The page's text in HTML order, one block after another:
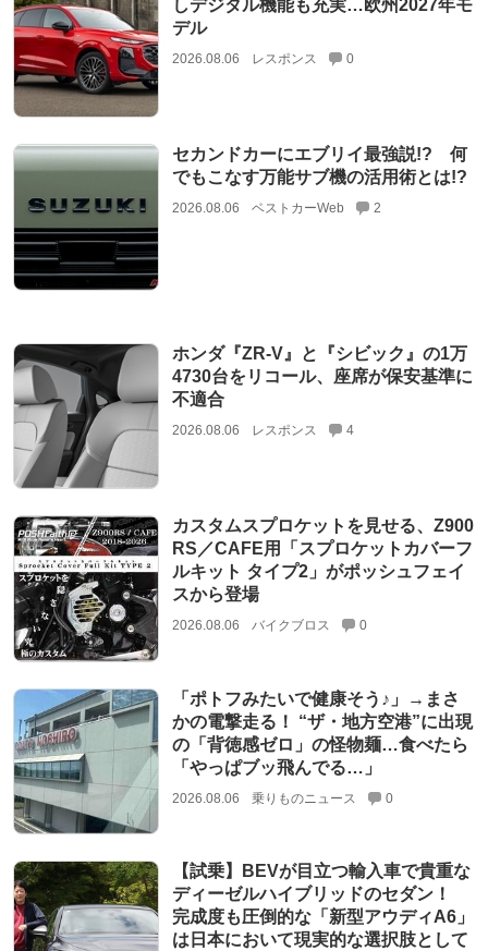
しデジタル機能も充実…欧州2027年モ
デル
2026.08.06 レスポンス 0
セカンドカーにエブリイ最強説!? 何
でもこなす万能サブ機の活用術とは!?
2026.08.06 ベストカーWeb 2
ホンダ『ZR-V』と『シビック』の1万
4730台をリコール、座席が保安基準に
不適合
2026.08.06 レスポンス 4
カスタムスプロケットを見せる、Z900
RS／CAFE用「スプロケットカバーフ
ルキット タイプ2」がポッシュフェイ
スから登場
2026.08.06 バイクブロス 0
「ポトフみたいで健康そう♪」→まさ
かの電撃走る！ “ザ・地方空港”に出現
の「背徳感ゼロ」の怪物麺…食べたら
「やっぱブッ飛んでる…」
2026.08.06 乗りものニュース 0
【試乗】BEVが目立つ輸入車で貴重な
ディーゼルハイブリッドのセダン！
完成度も圧倒的な「新型アウディA6」
は日本において現実的な選択肢として